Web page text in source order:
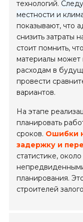
технологий.
местности и
показывают, что
снизить затраты
стоит помнить,
материалы может
расходам в
провести
вариантов.
На этапе
планировать
сроков. Ошибки
задержку и
статистике,
планирования.
строителей